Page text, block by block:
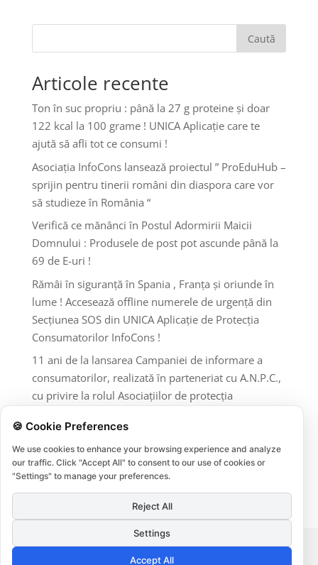
Caută
Articole recente
Ton în suc propriu : până la 27 g proteine și doar
122 kcal la 100 grame ! UNICA Aplicație care te
ajută să afli tot ce consumi !
Asociația InfoCons lansează proiectul ” ProEduHub –
sprijin pentru tinerii români din diaspora care vor
să studieze în România “
Verifică ce mănânci în Postul Adormirii Maicii
Domnului : Produsele de post pot ascunde până la
69 de E-uri !
Rămâi în siguranță în Spania , Franța și oriunde în
lume ! Accesează offline numerele de urgență din
Secțiunea SOS din UNICA Aplicație de Protecția
Consumatorilor InfoCons !
11 ani de la lansarea Campaniei de informare a
consumatorilor, realizată în parteneriat cu A.N.P.C.,
cu privire la rolul Asociațiilor de protecția
Comentarii recente
Niciun comentariu de arătat.
Termeni si conditii
Protectia datelor
🍪 Cookie Preferences
We use cookies to enhance your browsing experience and analyze
our traffic. Click "Accept All" to consent to our use of cookies or
"Settings" to manage your preferences.
Reject All
Settings
Accept All